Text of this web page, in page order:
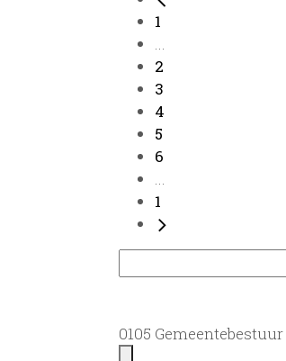
1
...
2
3
4
5
6
...
1
0105 Gemeentebestuur